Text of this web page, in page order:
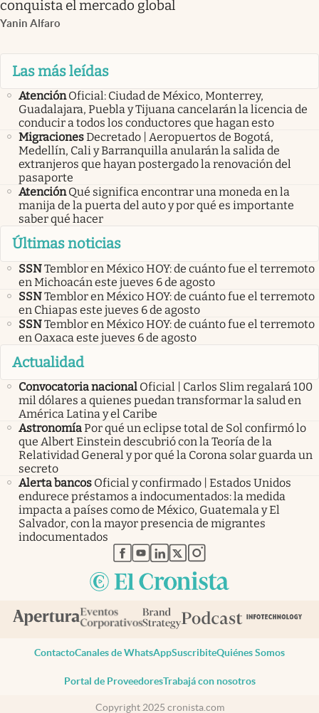
conquista el mercado global
Yanin Alfaro
Las más leídas
Atención Oficial: Ciudad de México, Monterrey,
Guadalajara, Puebla y Tijuana cancelarán la licencia de
conducir a todos los conductores que hagan esto
MigracionesDecretado | Aeropuertos de Bogotá,
Medellín, Cali y Barranquilla anularán la salida de
extranjeros que hayan postergado la renovación del
pasaporte
Atención Qué significa encontrar una moneda en la
manija de la puerta del auto y por qué es importante
saber qué hacer
Últimas noticias
SSNTemblor en México HOY: de cuánto fue el terremoto
en Michoacán este jueves 6 de agosto
SSNTemblor en México HOY: de cuánto fue el terremoto
en Chiapas este jueves 6 de agosto
SSNTemblor en México HOY: de cuánto fue el terremoto
en Oaxaca este jueves 6 de agosto
Actualidad
Convocatoria nacional Oficial | Carlos Slim regalará 100
mil dólares a quienes puedan transformar la salud en
América Latina y el Caribe
AstronomíaPor qué un eclipse total de Sol confirmó lo
que Albert Einstein descubrió con la Teoría de la
Relatividad General y por qué la Corona solar guarda un
secreto
Alerta bancos Oficial y confirmado | Estados Unidos
endurece préstamos a indocumentados: la medida
impacta a países como de México, Guatemala y El
Salvador, con la mayor presencia de migrantes
indocumentados
abre en nueva pestaña
abre en nueva pestaña
abre en nueva pestaña
abre en nueva pestaña
abre en nueva pestaña
ContactoCanales de WhatsAppSuscribiteQuiénes Somos
Portal de ProveedoresTrabajá con nosotros
Copyright 2025 cronista.com